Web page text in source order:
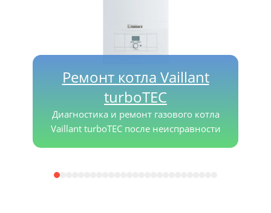
Ремонт котла Vaillant
turboTEC
Диагностика и ремонт газового котла
Vaillant turboTEC после неисправности